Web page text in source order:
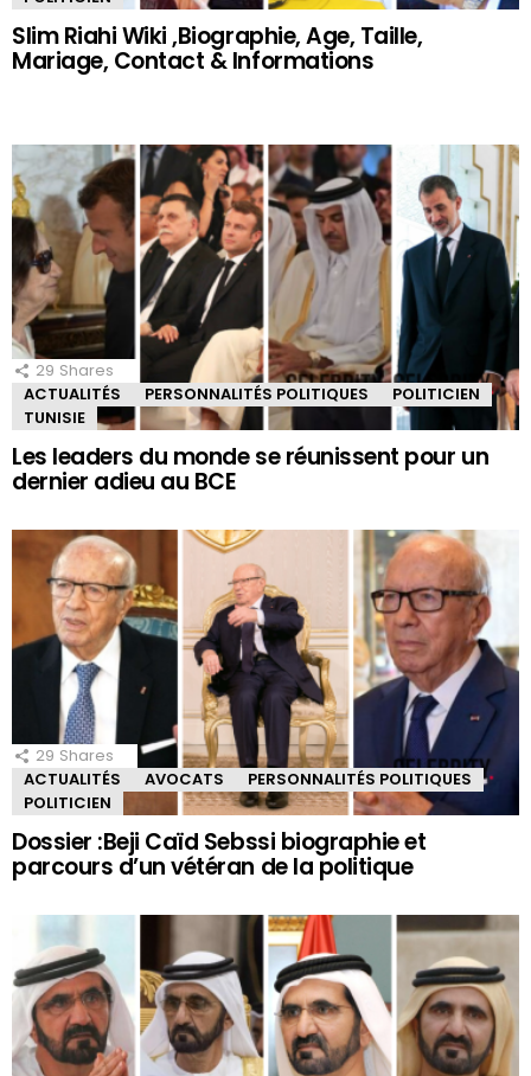
Slim Riahi Wiki ,Biographie, Age, Taille,
Mariage, Contact & Informations
29 Shares
ACTUALITÉS
PERSONNALITÉS POLITIQUES
POLITICIEN
TUNISIE
Les leaders du monde se réunissent pour un
dernier adieu au BCE
29 Shares
ACTUALITÉS
AVOCATS
PERSONNALITÉS POLITIQUES
POLITICIEN
Dossier :Beji Caïd Sebssi biographie et
parcours d’un vétéran de la politique